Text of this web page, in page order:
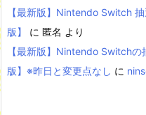
【最新版】Nintendo Switch
版】
に 匿名 より
【最新版】Nintendo Switch
版】※昨日と変更点なし に